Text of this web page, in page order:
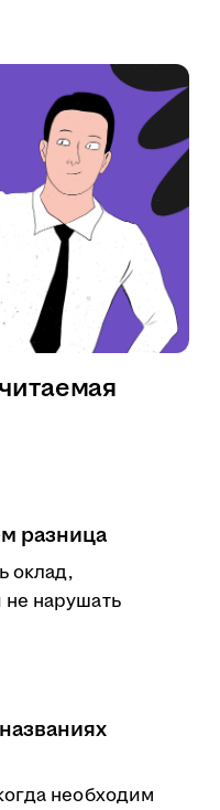
разница
оклад,
нарушать
необходим